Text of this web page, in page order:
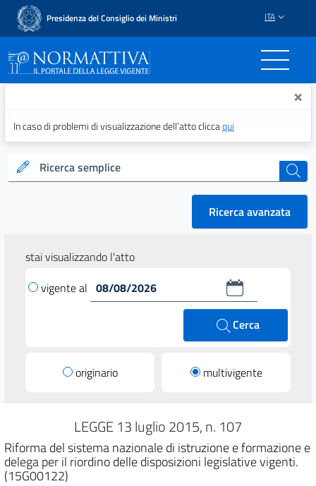
Presidenza del Consiglio dei Ministri ITA
Normattiva - Il portale ×
In caso di problemi di visualizzazione dell’atto cliccaqui
Ricerca semplice cerca
Ricerca avanzata
stai visualizzando l'atto
vigente al
Cerca
originario multivigente
LEGGE 13 luglio 2015, n. 107
Riforma del sistema nazionale di istruzione e formazione e
delega per il riordino delle disposizioni legislative vigenti.
(15G00122)